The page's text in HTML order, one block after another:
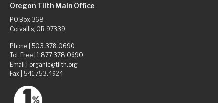
Oregon Tilth Main Office
PO Box 368
Corvallis, OR 97339
Phone | 503.378.0690
Toll Free | 1.877.378.0690
Email | organic@tilth.org
Fax | 541.753.4924